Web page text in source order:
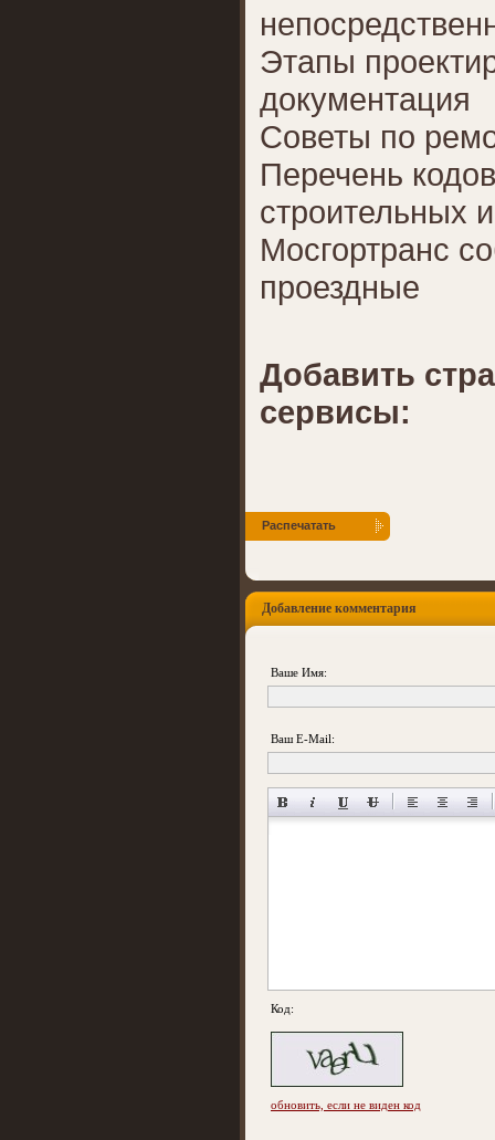
Этапы
документация
Советы по
Перечень
строительных
Мосгортранс
проездные
Добавить
сервисы:
Распечатать
Добавление комментария
Ваше Имя:
Ваш E-Mail:
Код:
обновить, если не виден код